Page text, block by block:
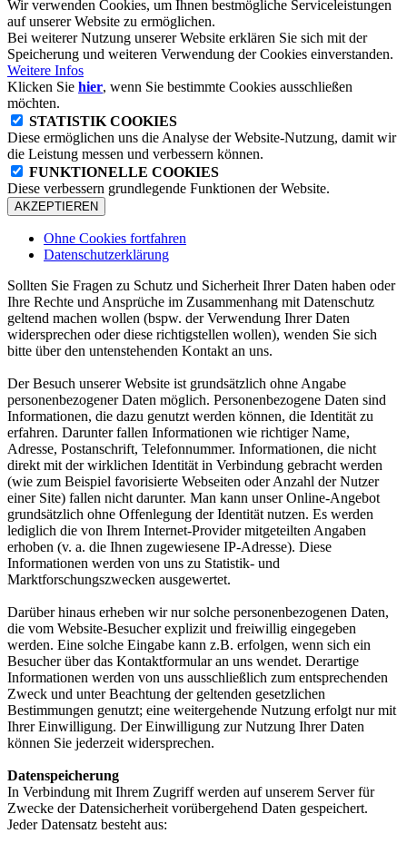
Wir verwenden Cookies, um Ihnen bestmögliche Serviceleistungen
auf unserer Website zu ermöglichen.
Bei weiterer Nutzung unserer Website erklären Sie sich mit der
Speicherung und weiteren Verwendung der Cookies einverstanden.
Weitere Infos
Klicken Sie hier, wenn Sie bestimmte Cookies ausschließen
möchten.
STATISTIK COOKIES
Diese ermöglichen uns die Analyse der Website-Nutzung, damit wir
die Leistung messen und verbessern können.
FUNKTIONELLE COOKIES
Diese verbessern grundlegende Funktionen der Website.
AKZEPTIEREN
Ohne Cookies fortfahren
Datenschutzerklärung
Sollten Sie Fragen zu Schutz und Sicherheit Ihrer Daten haben oder
Ihre Rechte und Ansprüche im Zusammenhang mit Datenschutz
geltend machen wollen (bspw. der Verwendung Ihrer Daten
widersprechen oder diese richtigstellen wollen), wenden Sie sich
bitte über den untenstehenden Kontakt an uns.
Der Besuch unserer Website ist grundsätzlich ohne Angabe
personenbezogener Daten möglich. Personenbezogene Daten sind
Informationen, die dazu genutzt werden können, die Identität zu
erfahren. Darunter fallen Informationen wie richtiger Name,
Adresse, Postanschrift, Telefonnummer. Informationen, die nicht
direkt mit der wirklichen Identität in Verbindung gebracht werden
(wie zum Beispiel favorisierte Webseiten oder Anzahl der Nutzer
einer Site) fallen nicht darunter. Man kann unser Online-Angebot
grundsätzlich ohne Offenlegung der Identität nutzen. Es werden
lediglich die von Ihrem Internet-Provider mitgeteilten Angaben
erhoben (v. a. die Ihnen zugewiesene IP-Adresse). Diese
Informationen werden von uns zu Statistik- und
Marktforschungszwecken ausgewertet.
Darüber hinaus erheben wir nur solche personenbezogenen Daten,
die vom Website-Besucher explizit und freiwillig eingegeben
werden. Eine solche Eingabe kann z.B. erfolgen, wenn sich ein
Besucher über das Kontaktformular an uns wendet. Derartige
Informationen werden von uns ausschließlich zum entsprechenden
Zweck und unter Beachtung der geltenden gesetzlichen
Bestimmungen genutzt; eine weitergehende Nutzung erfolgt nur mit
Ihrer Einwilligung. Der Einwilligung zur Nutzung Ihrer Daten
können Sie jederzeit widersprechen.
Datenspeicherung
In Verbindung mit Ihrem Zugriff werden auf unserem Server für
Zwecke der Datensicherheit vorübergehend Daten gespeichert.
Jeder Datensatz besteht aus: